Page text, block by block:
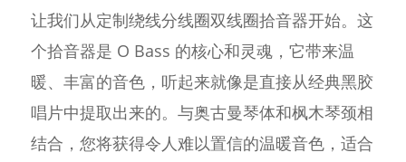
让我们从定制绕线分线圈双线圈拾音器开始。这
个拾音器是 O Bass 的核心和灵魂，它带来温
暖、丰富的音色，听起来就像是直接从经典黑胶
唱片中提取出来的。与奥古曼琴体和枫木琴颈相
结合，您将获得令人难以置信的温暖音色，适合